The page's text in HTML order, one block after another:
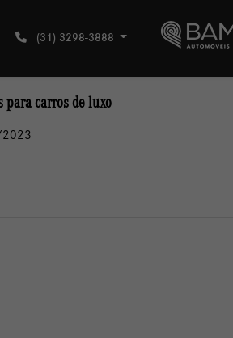
(31) 3298-3888
para carros de luxo
2023